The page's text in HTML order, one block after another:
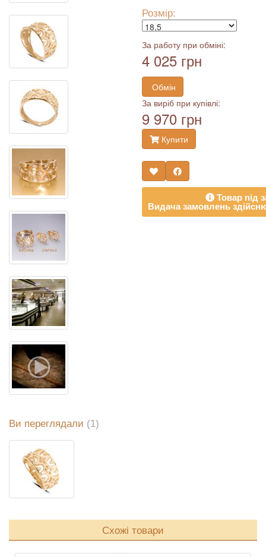
Розмір:
За работу при обміні:
4 025 грн
Обмін
За виріб при купівлі:
9 970 грн
Купити
Товар під
Видача замовлень
Ви переглядали (1)
Схожі товари